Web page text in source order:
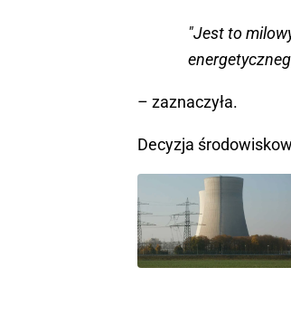
"Jest to
– zaznaczyła.
Decyzja